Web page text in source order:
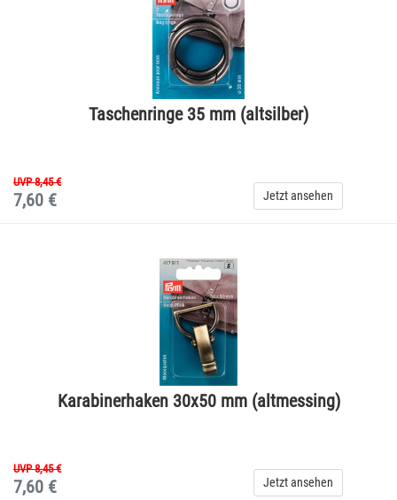
Taschenringe 35 mm (altsilber)
UVP 8,45 €
7,60 € Jetzt ansehen
Karabinerhaken 30x50 mm (altmessing)
UVP 8,45 €
7,60 € Jetzt ansehen